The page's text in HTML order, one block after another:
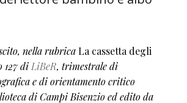
nella rubricaLa cassetta degli
127 di LiBeR, trimestrale di
e di orientamento critico
di Campi Bisenzio ed edito da